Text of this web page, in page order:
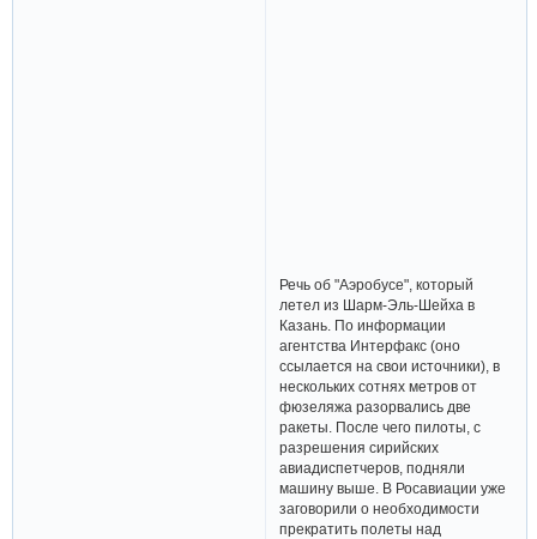
Речь об "Аэробусе", который
летел из Шарм-Эль-Шейха в
Казань. По информации
агентства Интерфакс (оно
ссылается на свои источники), в
нескольких сотнях метров от
фюзеляжа разорвались две
ракеты. После чего пилоты, с
разрешения сирийских
авиадиспетчеров, подняли
машину выше. В Росавиации уже
заговорили о необходимости
прекратить полеты над